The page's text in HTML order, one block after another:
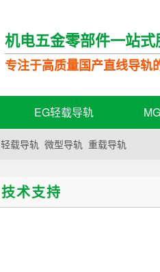
机电五金零部件一站
专注于高质量国产直线导轨
EG轻载导轨
轻载导轨 微型导轨 重载导轨
技术支持